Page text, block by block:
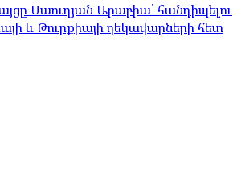
Սաուդյան Արաբիա՝ հանդիպելու
և Թուրքիայի ղեկավարների հետ